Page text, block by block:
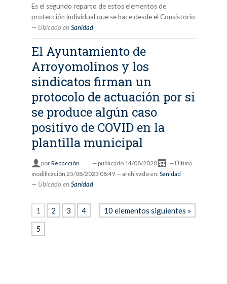
Es el segundo reparto de estos elementos de
protección individual que se hace desde el Consistorio
Ubicado en Sanidad
El Ayuntamiento de
Arroyomolinos y los
sindicatos firman un
protocolo de actuación por si
se produce algún caso
positivo de COVID en la
plantilla municipal
porRedacción — publicado 14/08/2020 — Última
modificación 25/08/2023 08:49 — archivado en: Sanidad
Ubicado en Sanidad
10 elementos siguientes »
1 2 3
4
5